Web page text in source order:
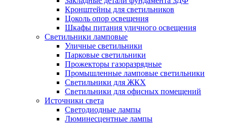
Кронштейны для светильников
Цоколь опор освещения
Шкафы питания уличного освещения
Светильники ламповые
Уличные светильники
Парковые светильники
Прожекторы газоразрядные
Промышленные ламповые светильники
Светильники для ЖКХ
Светильники для офисных помещений
Источники света
Светодиодные лампы
Люминесцентные лампы